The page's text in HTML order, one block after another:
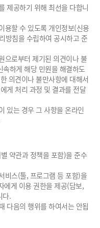
제공하기 위해 최선을 다합니
용할 수 있도록 개인정보(신용
방침을 수립하여 공시하고 준
으로부터 제기된 의견이나 불
하게 해당 민원을 해결하도
의견이나 불만사항에 대해서
게 처리 과정 및 결과를 전달
있는 경우 그 사항을 온라인
약관과 정책을 포함)을 준수
비스(툴, 프로그램 등 포함)을
에게 이용 권한을 제공(담보,
다.
다음의 행위를 하여서는 안됩